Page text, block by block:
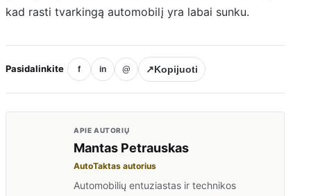
kad rasti tvarkingą automobilį yra labai sunku.
Pasidalinkite f in @ ↗Kopijuoti
APIE AUTORIŲ
Mantas Petrauskas
AutoTaktas autorius
Automobilių entuziastas ir technikos